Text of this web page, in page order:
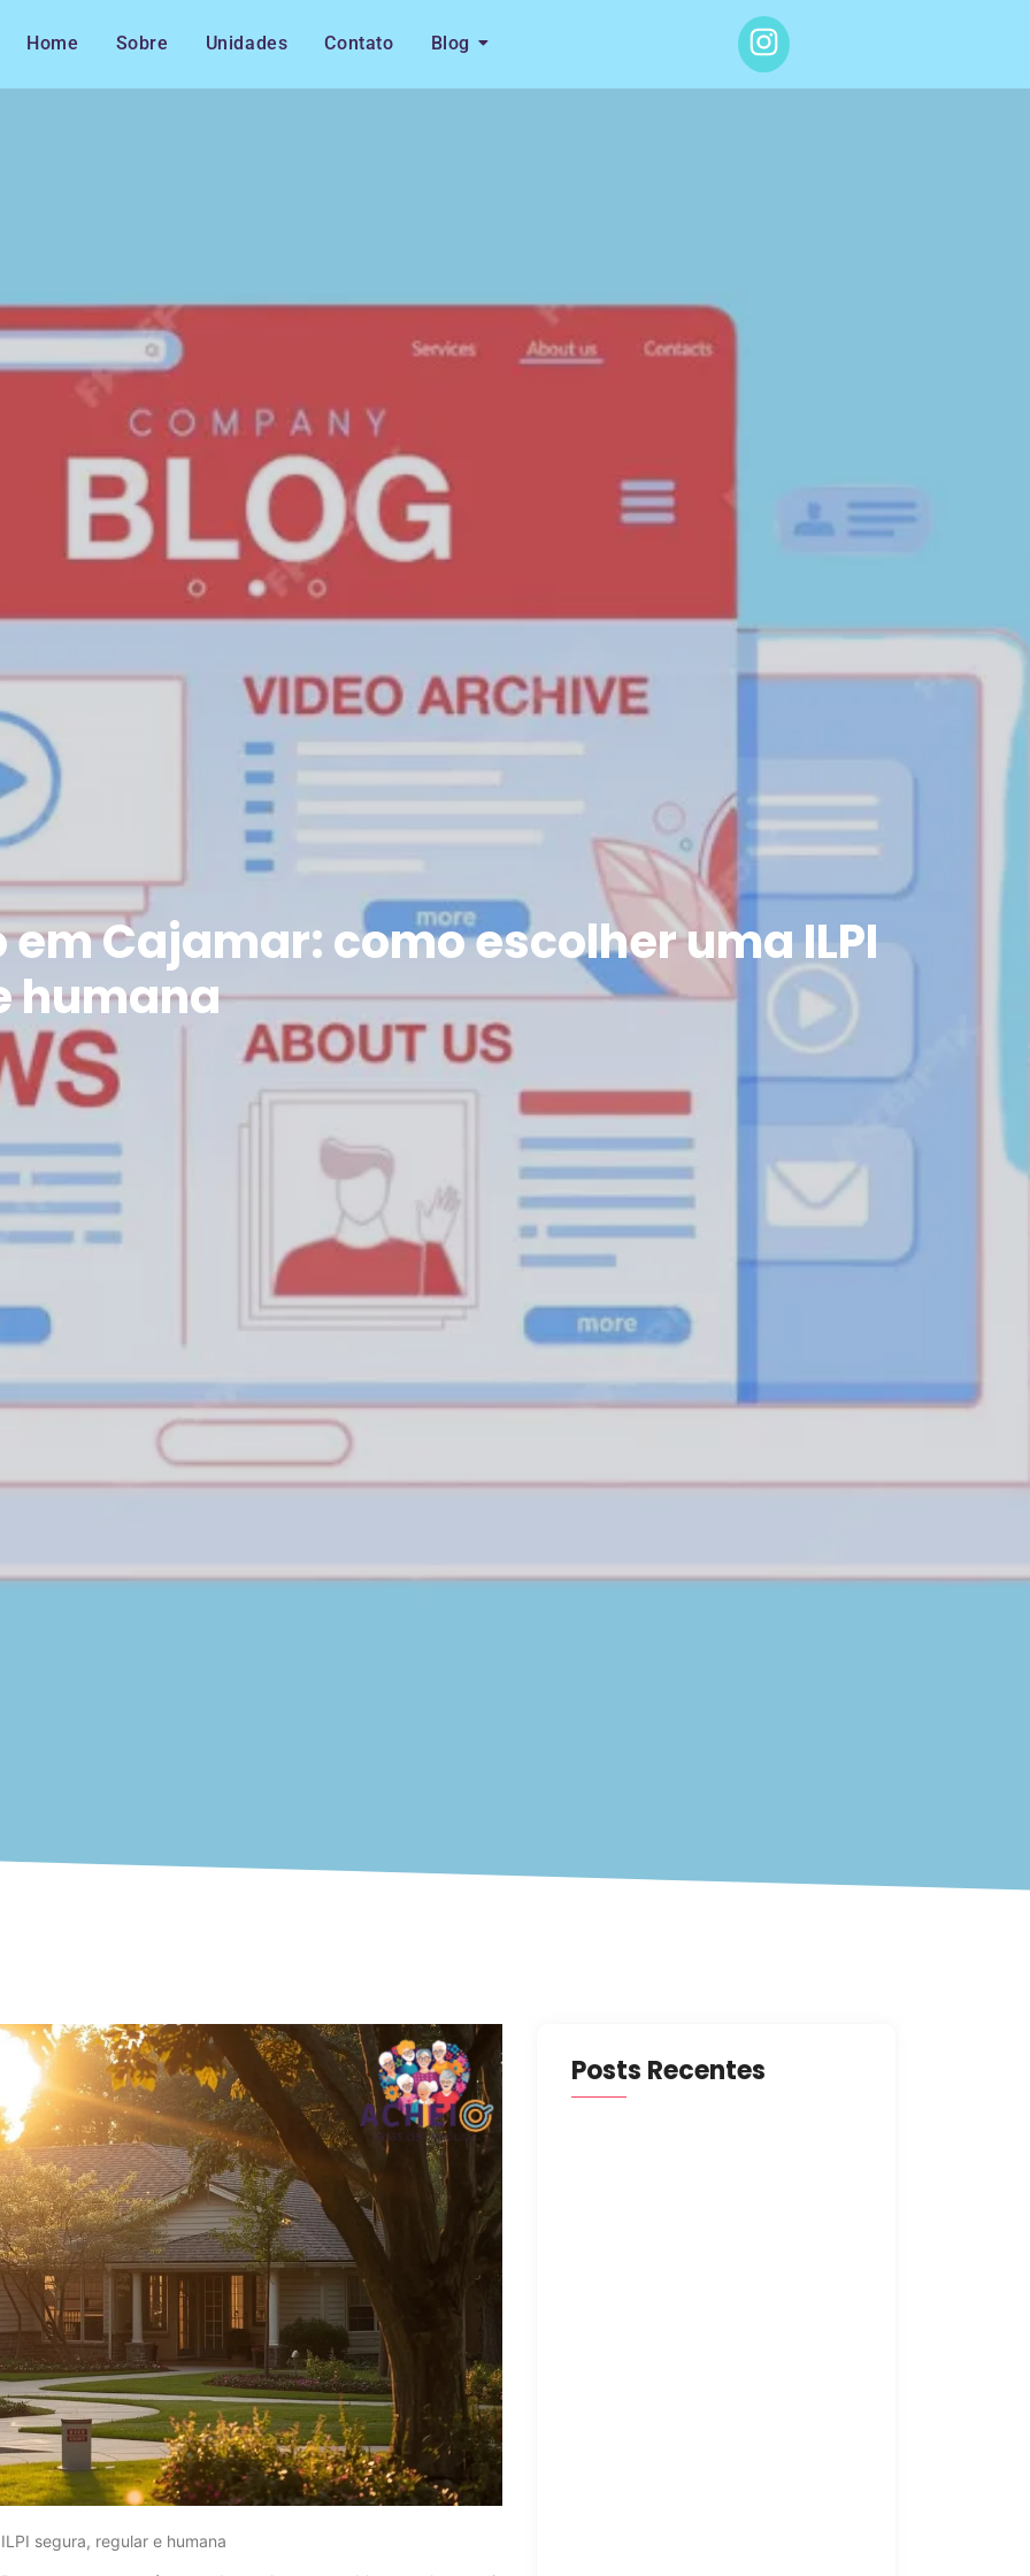
Home Sobre Unidades Contato Blog
Cajamar: como escolher uma ILPI
humana
segura, regular e humana
Posts Recentes